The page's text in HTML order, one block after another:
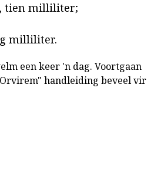
tien milliliter;
milliliter.
een keer 'n dag. Voortgaan
handleiding beveel vir